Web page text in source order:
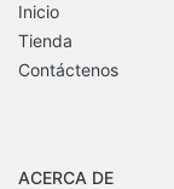
Inicio
Tienda
Contáctenos
ACERCA DE